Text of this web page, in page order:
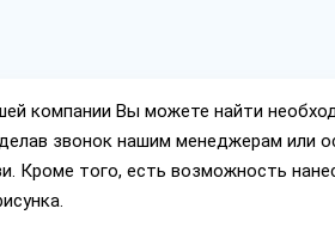
компании Вы можете найти
звонок нашим менеджерам или
Кроме того, есть возможность